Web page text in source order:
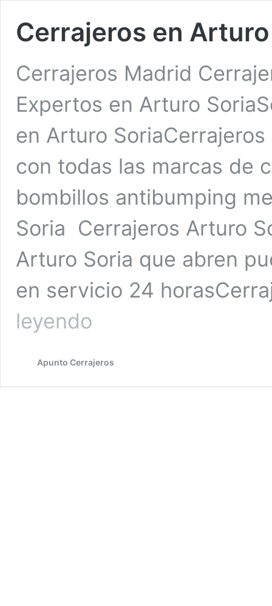
Cerrajeros en
Cerrajeros Madrid
Expertos en Arturo
en Arturo
con todas las marcas de
bombillos antibumping
Soria Cerrajeros Arturo
Arturo Soria que abren
en servicio 24
leyendo
Apunto Cerrajeros